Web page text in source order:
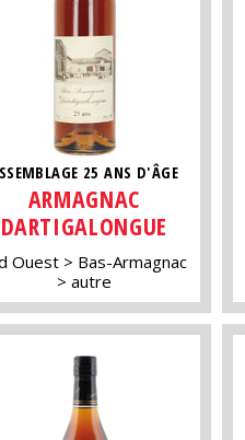
25 ANS D'ÂGE
ARMAGNAC
DARTIGALONGUE
Ouest
Bas-Armagnac
autre